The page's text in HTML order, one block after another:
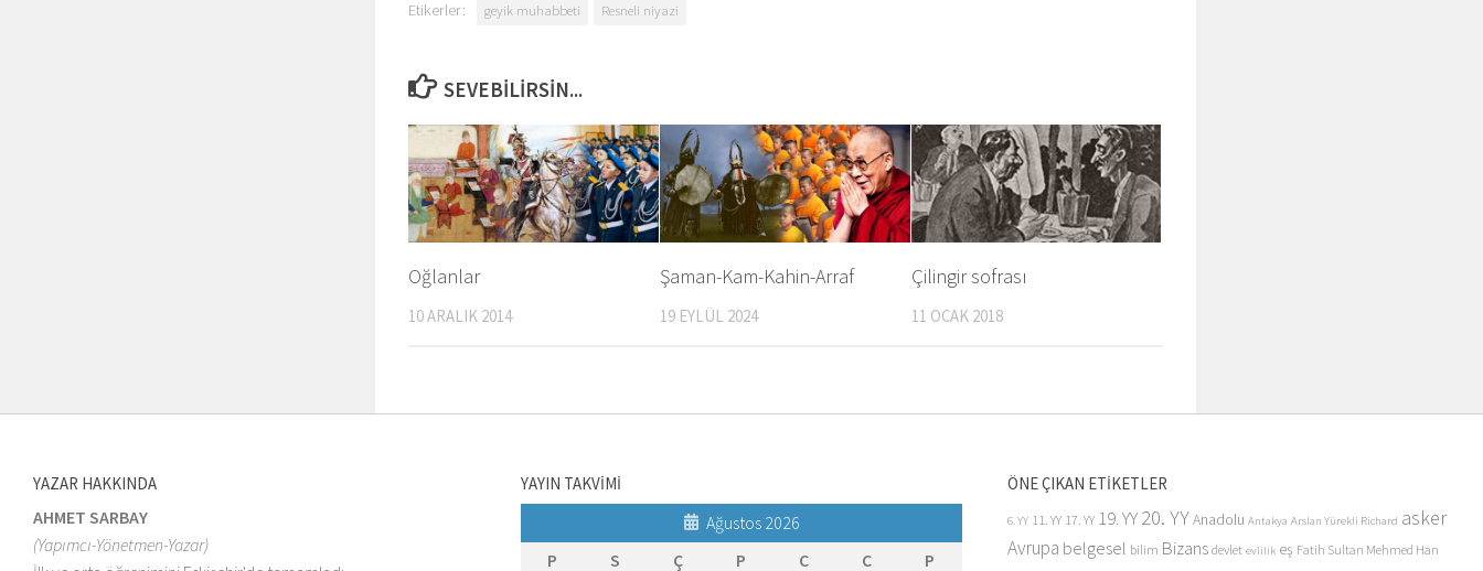
Etikerler: geyik muhabbeti Resneli niyazi
SEVEBILIRSIN...
Oğlanlar
10 ARALIK 2014
Şaman-Kam-Kahin-Arraf
19 EYLÜL 2024
Çilingir sofrası
11 OCAK 2018
YAZAR HAKKINDA
AHMET SARBAY
(Yapımcı-Yönetmen-Yazar)
YAYIN TAKVİMİ
Ağustos 2026
P
S Ç P C C P
ÖNE ÇIKAN ETİKETLER
6. YY 11. YY 17. YY 19. YY20. YYAnadolu Antakya Arslan Yürekli Richard asker
Avrupa belgesel bilim Bizans devlet evlilik eş Fatih Sultan Mehmed Han